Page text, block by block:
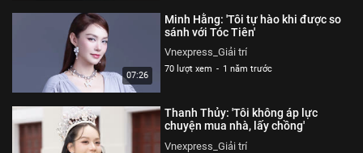
07:26
Minh Hằng: 'Tôi tự hào khi được so
sánh với Tóc Tiên'
Vnexpress_Giải trí
70 lượt xem - 1 năm trước
Thanh Thủy: 'Tôi không áp lực
chuyện mua nhà, lấy chồng'
Vnexpress_Giải trí